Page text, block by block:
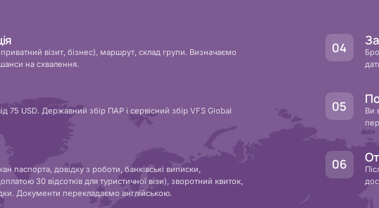
візит, бізнес), маршрут, склад групи. Визначаємо
на схвалення.
75 USD. Державний збір ПАР і сервісний збір VFS Global
паспорта, довідку з роботи, банківські виписки,
30 відсотків для туристичної візи), зворотний квиток,
Документи перекладаємо англійською.
Ви